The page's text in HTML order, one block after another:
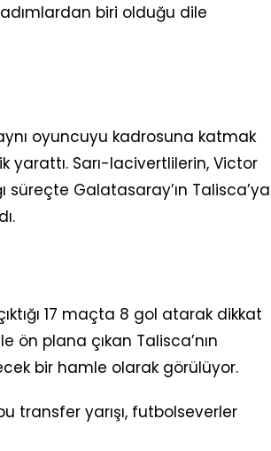
biri olduğu dile
oyuncuyu kadrosuna katmak
Sarı-lacivertlilerin, Victor
Galatasaray’ın Talisca’ya
17 maçta 8 gol atarak dikkat
ön plana çıkan Talisca’nın
bir hamle olarak görülüyor.
transfer yarışı, futbolseverler